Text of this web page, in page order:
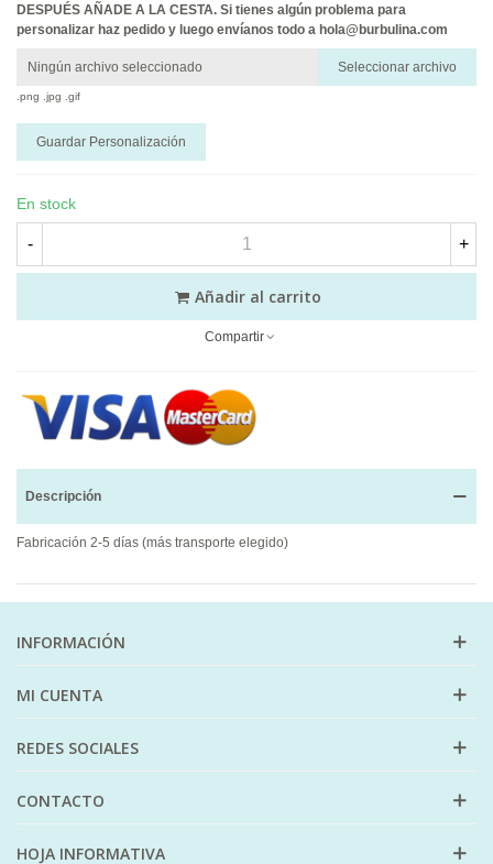
DESPUÉS AÑADE A LA CESTA. Si tienes algún problema para
personalizar haz pedido y luego envíanos todo a hola@burbulina.com
Ningún archivo seleccionado Seleccionar archivo
.png .jpg .gif
Guardar Personalización
En stock
- +
Añadir al carrito
Compartir
Descripción
Fabricación 2-5 días (más transporte elegido)
INFORMACIÓN
MI CUENTA
REDES SOCIALES
CONTACTO
HOJA INFORMATIVA